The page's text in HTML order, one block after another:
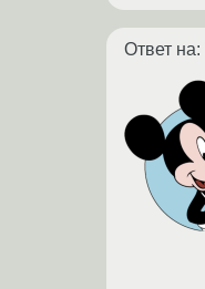
Ответ на: